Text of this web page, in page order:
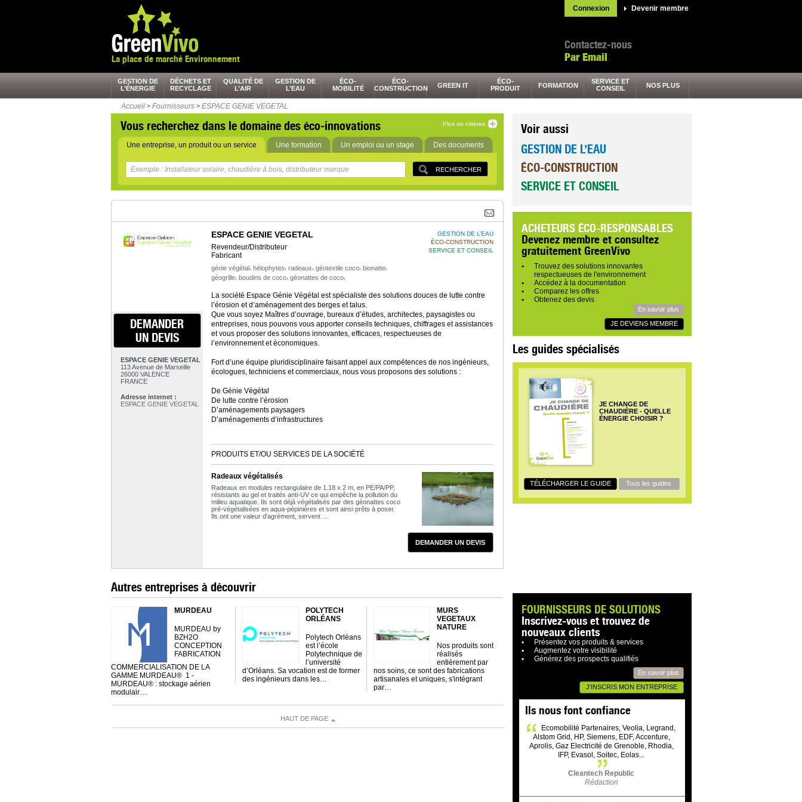
Connexion Devenir membre
Contactez-nous
Par Email
La place de marché Environnement
GESTION DE
L’ÉNERGIE
DÉCHETS ET
RECYCLAGE
QUALITÉ DE
L’AIR
GESTION DE
L’EAU
ÉCO-
MOBILITÉ
ÉCO-
CONSTRUCTION
GREEN IT
ÉCO-
PRODUIT
FORMATION
SERVICE ET
CONSEIL
NOS PLUS
Accueil > Fournisseurs > ESPACE GENIE VEGETAL
Vous recherchez dans le domaine des éco-innovations Plus de critères
Une entreprise, un produit ou un service Une formation Un emploi ou un stage Des documents
DEMANDER
UN DEVIS
ESPACE GENIE VEGETAL
113 Avenue de Marseille
26000 VALENCE
FRANCE
Adresse internet :
ESPACE GENIE VEGETAL
ESPACE GENIE VEGETAL
Revendeur/Distributeur
Fabricant
génie végétal, hélophytes radeaux géotextile coco, bionatte,
géogrille, boudins de coco, géonattes de coco,
GESTION DE L’EAU
ÉCO-CONSTRUCTION
SERVICE ET CONSEIL
La société Espace Génie Végétal est spécialiste des solutions douces de lutte contre
l’érosion et d’aménagement des berges et talus.
Que vous soyez Maîtres d’ouvrage, bureaux d’études, architectes, paysagistes ou
entreprises, nous pouvons vous apporter conseils techniques, chiffrages et assistances
et vous proposer des solutions innovantes, efficaces, respectueuses de
l’environnement et économiques.
Fort d’une équipe pluridisciplinaire faisant appel aux compétences de nos ingénieurs,
écologues, techniciens et commerciaux, nous vous proposons des solutions :
De Génie Végétal
De lutte contre l’érosion
D’aménagements paysagers
D’aménagements d’infrastructures
PRODUITS ET/OU SERVICES DE LA SOCIÉTÉ
DEMANDER UN DEVIS
Radeaux végétalisés
Radeaux en modules rectangulaire de 1.18 x 2 m, en PE/PA/PP,
résistants au gel et traités anti-UV ce qui empêche la pollution du
milieu aquatique. Ils sont déjà végétalisés par des géonattes coco
pré-végétalisées en aqua-pépinières et sont ainsi prêts à poser.
Ils ont une valeur d'agrément, servent …
Autres entreprises à découvrir
MURDEAU
MURDEAU by
BZH2O
CONCEPTION
FABRICATION
COMMERCIALISATION DE LA
GAMME MURDEAU® 1 -
MURDEAU® : stockage aérien
modulair…
POLYTECH
ORLÉANS
Polytech Orléans
est l’école
Polytechnique de
l’université
d’Orléans. Sa vocation est de former
des ingénieurs dans les…
MURS
VEGETAUX
NATURE
Nos produits sont
réalisés
entièrement par
nos soins, ce sont des fabrications
artisanales et uniques, s'intégrant
par…
HAUT DE PAGE
Voir aussi
GESTION DE L’EAU
ÉCO-CONSTRUCTION
SERVICE ET CONSEIL
ACHETEURS ÉCO-RESPONSABLES
Devenez membre et consultez
gratuitement GreenVivo
Trouvez des solutions innovantes
respectueuses de l'environnement
Accédez à la documentation
Comparez les offres
Obtenez des devis
En savoir plus
JE DEVIENS MEMBRE
Les guides spécialisés
JE CHANGE DE
CHAUDIÈRE - QUELLE
ÉNERGIE CHOISIR ?
TÉLÉCHARGER LE GUIDE Tous les guides
FOURNISSEURS DE SOLUTIONS
Inscrivez-vous et trouvez de
nouveaux clients
Présentez vos produits & services
Augmentez votre visibilité
Générez des prospects qualifiés
En savoir plus
J'INSCRIS MON ENTREPRISE
Ils nous font confiance
Ecomobilité Partenaires, Veolia, Legrand,
Alstom Grid, HP, Siemens, EDF, Accenture,
Aprolis, Gaz Electricité de Grenoble, Rhodia,
IFP, Evasol, Soitec, Eolas...
Cleantech Republic
Rédaction